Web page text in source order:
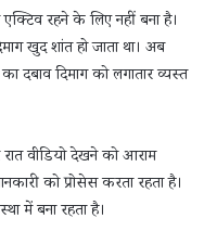
रहने के लिए नहीं बना है।
खुद शांत हो जाता था। अब
दबाव दिमाग को लगातार व्यस्त
रात वीडियो देखने को आराम
को प्रोसेस करता रहता है।
में बना रहता है।